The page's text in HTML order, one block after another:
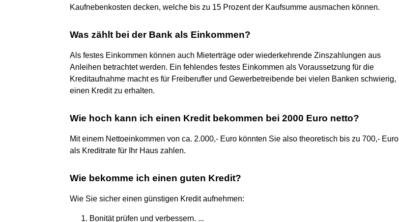
Kaufnebenkosten decken, welche bis zu 15 Prozent der Kaufsumme ausmachen können.
Was zählt bei der Bank als Einkommen?
Als festes Einkommen können auch Mieterträge oder wiederkehrende Zinszahlungen aus
Anleihen betrachtet werden. Ein fehlendes festes Einkommen als Voraussetzung für die
Kreditaufnahme macht es für Freiberufler und Gewerbetreibende bei vielen Banken schwierig,
einen Kredit zu erhalten.
Wie hoch kann ich einen Kredit bekommen bei 2000 Euro netto?
Mit einem Nettoeinkommen von ca. 2.000,- Euro könnten Sie also theoretisch bis zu 700,- Euro
als Kreditrate für Ihr Haus zahlen.
Wie bekomme ich einen guten Kredit?
Wie Sie sicher einen günstigen Kredit aufnehmen:
Bonität prüfen und verbessern. ...